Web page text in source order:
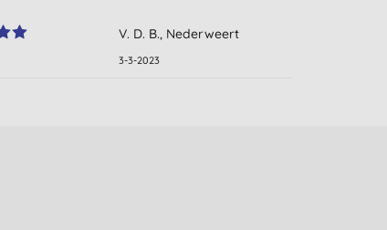
V. D. B., Nederweert
3-3-2023